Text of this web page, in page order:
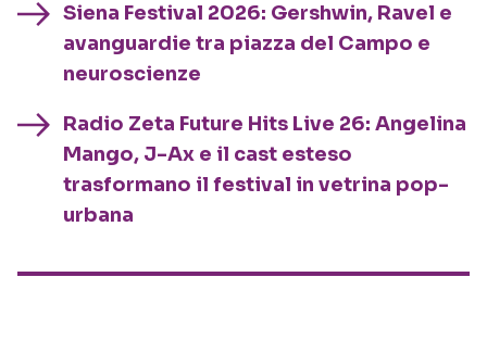
Siena Festival 2026: Gershwin, Ravel e
avanguardie tra piazza del Campo e
neuroscienze
Radio Zeta Future Hits Live 26: Angelina
Mango, J-Ax e il cast esteso
trasformano il festival in vetrina pop-
urbana